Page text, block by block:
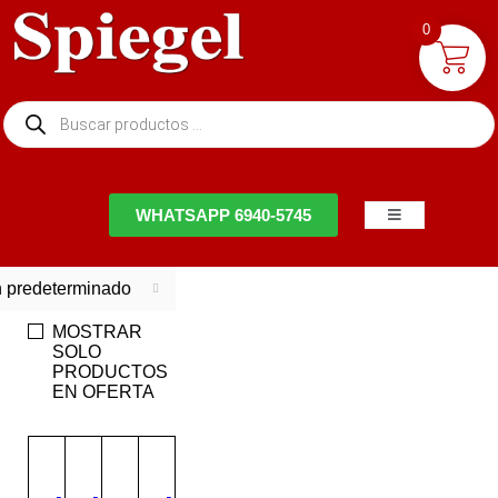
WHATSAPP 6940-5745
predeterminado
MOSTRAR
SOLO
PRODUCTOS
EN OFERTA
0